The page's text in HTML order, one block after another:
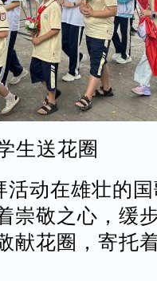
生送花圈
动在雄壮的
崇敬之心，缓
献花圈，寄托